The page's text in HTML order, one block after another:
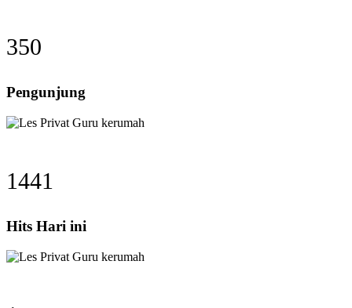
350
Pengunjung
1441
Hits Hari ini